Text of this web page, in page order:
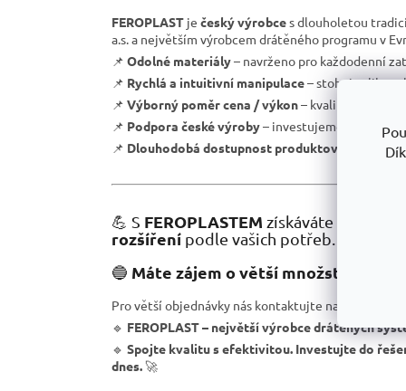
FEROPLAST je český výrobces dlouholetou
a.s. a největším výrobcem drátěného programu v
📌 Odolné materiály– navrženo pro každodenní
📌 Rychlá a intuitivní manipulace– stohujte
📌 Výborný poměr cena / výkon– kvalitní
📌 Podpora české výroby– investujeme do lokální
📌 Dlouhodobá dostupnost produktové řady –
💪 S FEROPLASTEM získáváte nejen
rozšíření podle vašich potřeb.
🔵 Máte zájem o větší množství košů?
Pro větší objednávky nás kontaktujte na
🔹 FEROPLAST – největší výrobce drátěných
🔹 Spojte kvalitu s efektivitou. Investujte do
dnes. 🚀